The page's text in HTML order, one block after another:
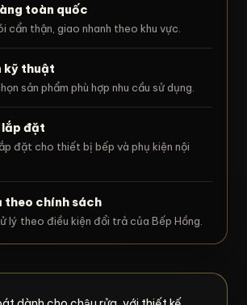
toàn quốc
cẩn thận, giao nhanh theo khu vực.
kỹ thuật
sản phẩm phù hợp nhu cầu sử dụng.
đặt
đặt cho thiết bị bếp và phụ kiện nội
theo chính sách
lý theo điều kiện đổi trả của Bếp Hồng.